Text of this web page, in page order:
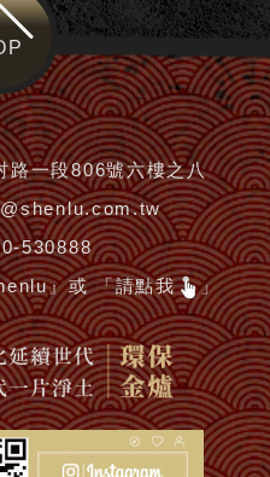
路一段806號六樓之八
530888
』或 「請點我 」